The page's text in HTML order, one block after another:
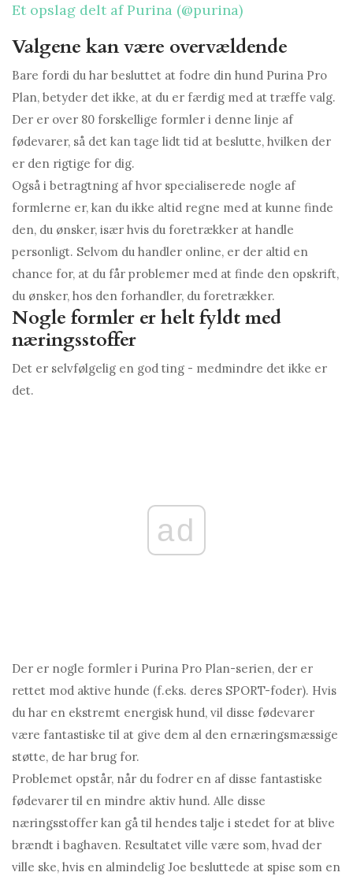
Et opslag delt af Purina (@purina)
Valgene kan være overvældende
Bare fordi du har besluttet at fodre din hund Purina Pro
Plan, betyder det ikke, at du er færdig med at træffe valg.
Der er over 80 forskellige formler i denne linje af
fødevarer, så det kan tage lidt tid at beslutte, hvilken der
er den rigtige for dig.
Også i betragtning af hvor specialiserede nogle af
formlerne er, kan du ikke altid regne med at kunne finde
den, du ønsker, især hvis du foretrækker at handle
personligt. Selvom du handler online, er der altid en
chance for, at du får problemer med at finde den opskrift,
du ønsker, hos den forhandler, du foretrækker.
Nogle formler er helt fyldt med
næringsstoffer
Det er selvfølgelig en god ting - medmindre det ikke er
det.
ad
Der er nogle formler i Purina Pro Plan-serien, der er
rettet mod aktive hunde (f.eks. deres SPORT-foder). Hvis
du har en ekstremt energisk hund, vil disse fødevarer
være fantastiske til at give dem al den ernæringsmæssige
støtte, de har brug for.
Problemet opstår, når du fodrer en af ​​disse fantastiske
fødevarer til en mindre aktiv hund. Alle disse
næringsstoffer kan gå til hendes talje i stedet for at blive
brændt i baghaven. Resultatet ville være som, hvad der
ville ske, hvis en almindelig Joe besluttede at spise som en